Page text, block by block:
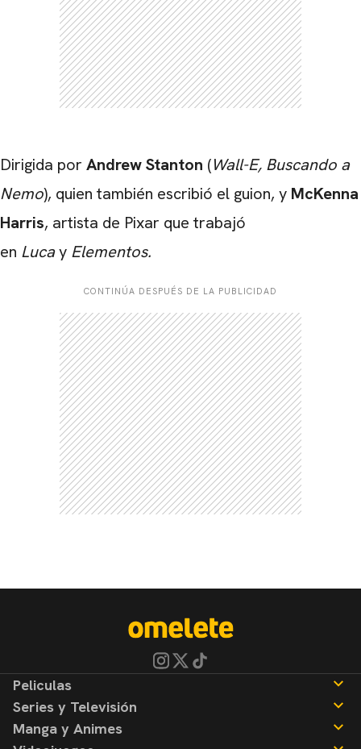
Dirigida por Andrew Stanton (Wall-E, Buscando a
Nemo), quien también escribió el guion, y McKenna
Harris, artista de Pixar que trabajó
en Lucay Elementos.
CONTINÚA DESPUÉS DE LA PUBLICIDAD
Peliculas
Reseñas
Series y Televisión
Noticias
Manga y Animes